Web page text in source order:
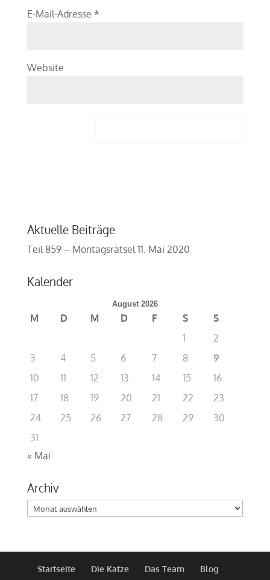
E-Mail-Adresse *
Website
Aktuelle Beiträge
Teil 859 – Montagsrätsel 11. Mai 2020
Kalender
August 2026
M D M D F S
S
1
2
3
4 5 6 7 8
9
10
11 12 13 14 15
16
17
18 19 20 21 22
23
24
25 26 27 28 29
30
31
« Mai
Archiv
Archiv
Startseite Die Katze Das Team Blog